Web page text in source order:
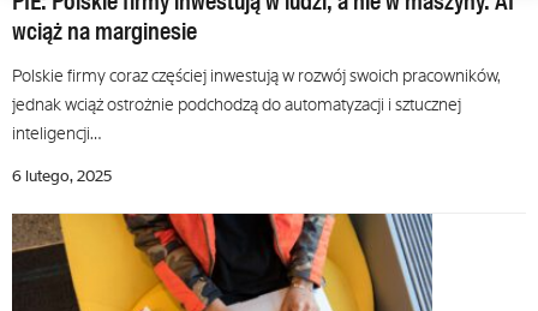
wciąż na marginesie
Polskie firmy coraz częściej inwestują w rozwój swoich pracowników,
jednak wciąż ostrożnie podchodzą do automatyzacji i sztucznej
inteligencji…
6 lutego, 2025